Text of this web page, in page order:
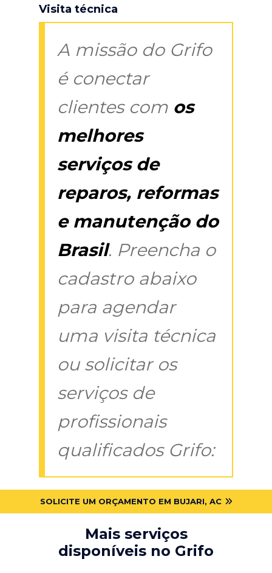
Visita técnica
A missão do Grifo
é conectar
clientes com os
melhores
serviços de
reparos, reformas
e manutenção do
Brasil. Preencha o
cadastro abaixo
para agendar
uma visita técnica
ou solicitar os
serviços de
profissionais
qualificados Grifo:
SOLICITE UM ORÇAMENTO EM BUJARI, AC
Mais serviços
disponíveis no Grifo